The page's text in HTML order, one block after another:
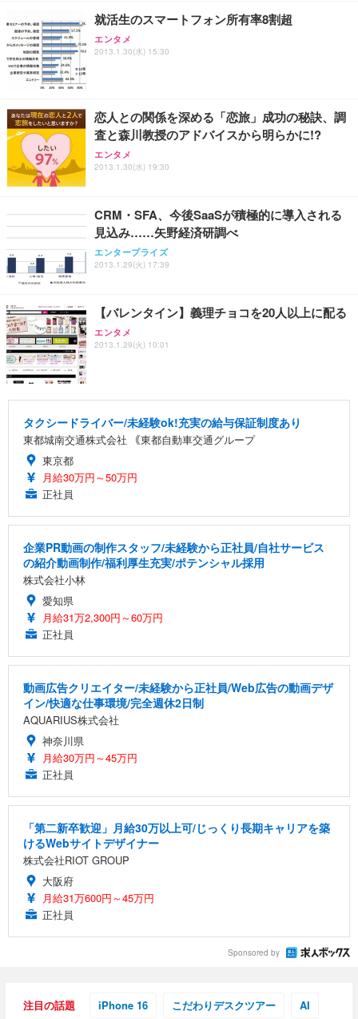
ョン PCチェア 通気性メッシュ ゲーミング/勉強/事
務用 おしゃれ パソコンチェア (ブラック)
Sezlife オフィスチェア デスクチェア 疲れない テレ
ワーク チェア 強化バックレスト 30度ロッキング機
務用 おしゃれ パソコンチェア (ホワイト)
ANDWINT オフィスチェア デスクチェア 肘なし メ
ッシュ 通気性 ランバーサポート付き 腰サポート ガ
ス圧無段階昇降 360度回転 キャスター付き コンパク
【整備済み品】Dell E2724HS 27インチ 液晶モニタ
ー フルHD（1920×1080）VA 非光沢 HDMI/DisplayP
【MiniLED/24.5inch/280Hz/FHD】GRAPHT THE S
HOOTER Gaming Monitor 24” Essential ゲーミン
グモニター QD 24.5インチ 1ms FHD 量子ドット 残
Smart Basic(スマートベーシック) 【Amazon.co.jp
限定】 Smart Basic アイリスオーヤマ ペットシーツ
アイリスオーヤマ ペットシーツ 超厚型 お徳用 レギ
ュラー 200枚入【Amazon.co.jp限定】
就活生のスマートフォン所有率8割超
エンタメ
2013.1.30(水) 15:30
恋人との関係を深める「恋旅」成功の秘訣、調
査と森川教授のアドバイスから明らかに!?
エンタメ
2013.1.30(水) 19:30
CRM・SFA、今後SaaSが積極的に導入される
見込み……矢野経済研調べ
エンタープライズ
2013.1.29(火) 17:39
【バレンタイン】義理チョコを20人以上に配る
エンタメ
2013.1.29(火) 10:01
タクシードライバー/未経験ok!充実の給与保証制度あり
東都城南交通株式会社 ｟東都自動車交通グループ
東京都
月給30万円～50万円
正社員
企業PR動画の制作スタッフ/未経験から正社員/自社サービス
の紹介動画制作/福利厚生充実/ポテンシャル採用
株式会社小林
愛知県
月給31万2,300円～60万円
正社員
動画広告クリエイター/未経験から正社員/Web広告の動画デザ
イン/快適な仕事環境/完全週休2日制
AQUARIUS株式会社
神奈川県
月給30万円～45万円
正社員
「第二新卒歓迎」月給30万以上可/じっくり長期キャリアを築
けるWebサイトデザイナー
株式会社RIOT GROUP
大阪府
月給31万600円～45万円
正社員
Sponsored by
注目の話題 iPhone 16 こだわりデスクツアー AI